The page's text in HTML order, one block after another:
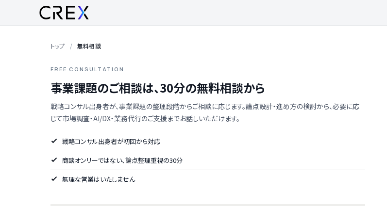
トップ 無料相談
FREE CONSULTATION
事業課題のご相談は、30分の無料相談から
戦略コンサル出身者が、事業課題の整理段階からご相談に応じます。論点設計・進め方の検討から、必要に応
じて市場調査・AI/DX・業務代行のご支援までお話しいただけます。
戦略コンサル出身者が初回から対応
商談オンリーではない、論点整理重視の30分
無理な営業はいたしません